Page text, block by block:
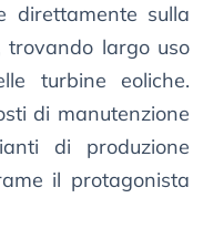
direttamente sulla
trovando largo uso
turbine eoliche.
di manutenzione
di produzione
il protagonista